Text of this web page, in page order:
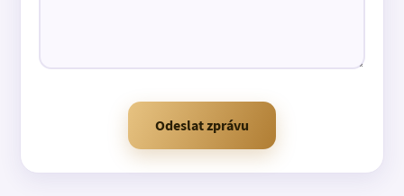
Odeslat zprávu